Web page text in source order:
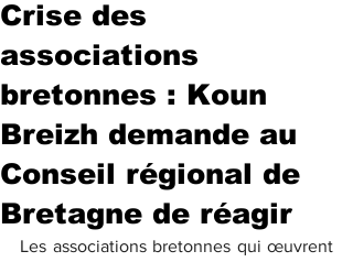
Crise des
associations
bretonnes : Koun
Breizh demande au
Conseil régional de
Bretagne de réagir
Les associations bretonnes qui œuvrent